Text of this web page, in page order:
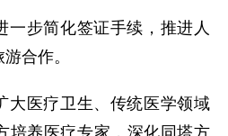
一步简化签证手续，推进人
合作。
大医疗卫生、传统医学领域
培养医疗专家，深化同塔方